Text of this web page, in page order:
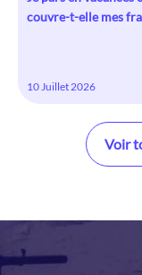
couvre-t-elle mes
10 Juillet 2026
Voir